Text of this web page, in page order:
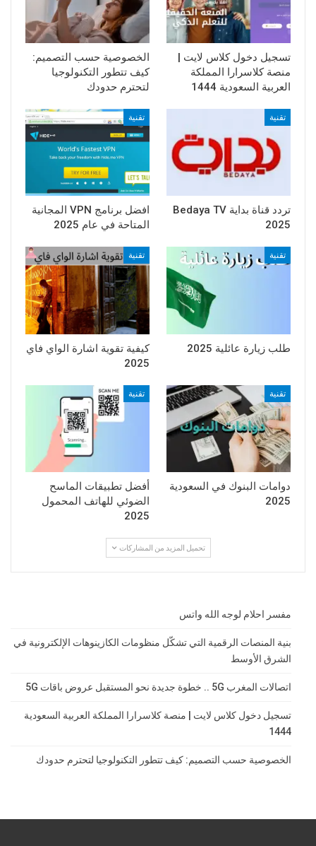
تسجيل دخول كلاس لايت |
منصة كلاسرارا المملكة
العربية السعودية 1444
الخصوصية حسب التصميم:
كيف تتطور التكنولوجيا
لتحترم حدودك
تقنية
تردد قناة بداية Bedaya TV
2025
تقنية
افضل برنامج VPN المجانية
المتاحة في عام 2025
تقنية
طلب زيارة عائلية 2025
تقنية
كيفية تقوية اشارة الواي فاي
2025
تقنية
دوامات البنوك في السعودية
2025
تقنية
أفضل تطبيقات الماسح
الضوئي للهاتف المحمول
2025
تحميل المزيد من المشاركات
مفسر احلام لوجه الله واتس
بنية المنصات الرقمية التي تشكّل منظومات الكازينوهات الإلكترونية في
الشرق الأوسط
اتصالات المغرب 5G .. خطوة جديدة نحو المستقبل عروض باقات 5G
تسجيل دخول كلاس لايت | منصة كلاسرارا المملكة العربية السعودية
1444
الخصوصية حسب التصميم: كيف تتطور التكنولوجيا لتحترم حدودك